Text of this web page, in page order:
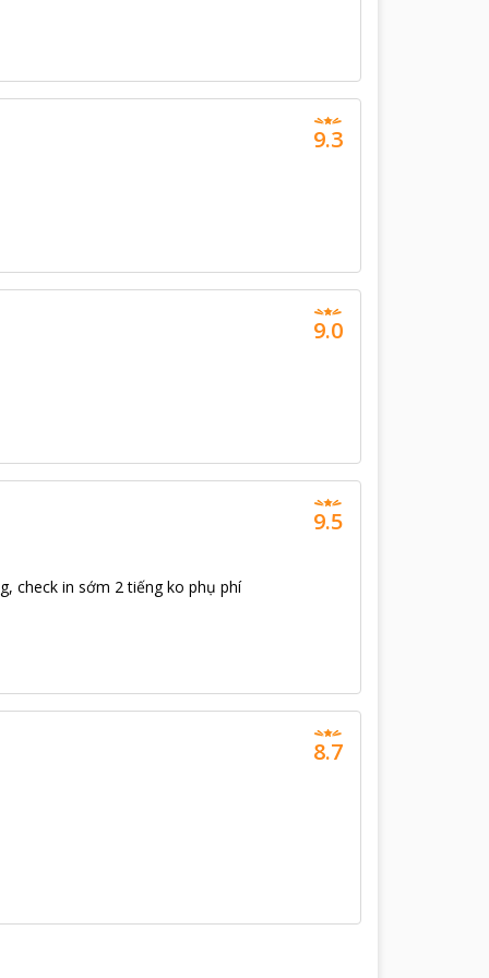
9.3
9.0
check in sớm 2 tiếng ko phụ phí
9.5
8.7